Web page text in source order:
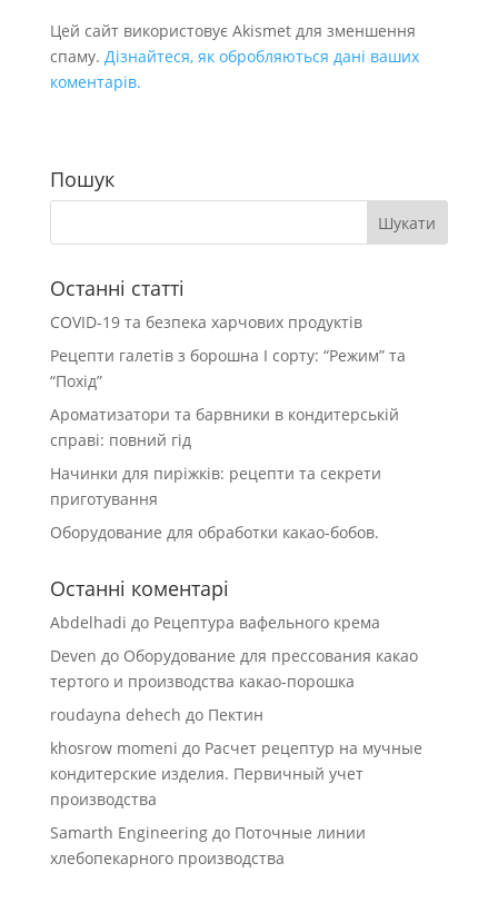
Цей сайт використовує Akismet для зменшення
спаму. Дізнайтеся, як обробляються дані ваших
коментарів.
Пошук
Останні статті
COVID-19 та безпека харчових продуктів
Рецепти галетів з борошна І сорту: “Режим” та
“Похід”
Ароматизатори та барвники в кондитерській
справі: повний гід
Начинки для пиріжків: рецепти та секрети
приготування
Оборудование для обработки какао-бобов.
Останні коментарі
Abdelhadi до Рецептура вафельного крема
Deven до Оборудование для прессования какао
тертого и производства какао-порошка
roudayna dehech до Пектин
khosrow momeni до Расчет рецептур на мучные
кондитерские изделия. Первичный учет
производства
Samarth Engineeringдо Поточные линии
хлебопекарного производства